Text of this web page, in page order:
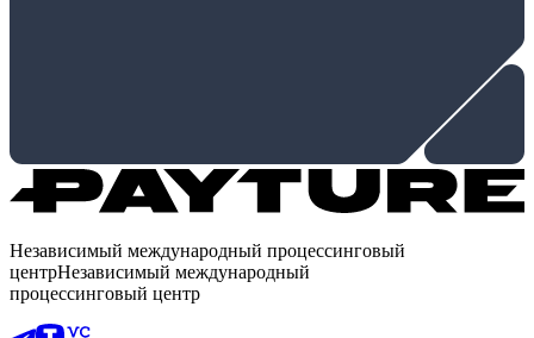
Независимый международный процессинговый
центрНезависимый международный
процессинговый центр